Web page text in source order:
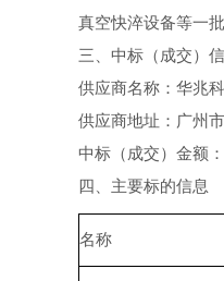
真空快淬设备等一
三、中标（成交）
供应商名称：华兆
供应商地址：广州
中标（成交）金额：
四、主要标的信息
名称